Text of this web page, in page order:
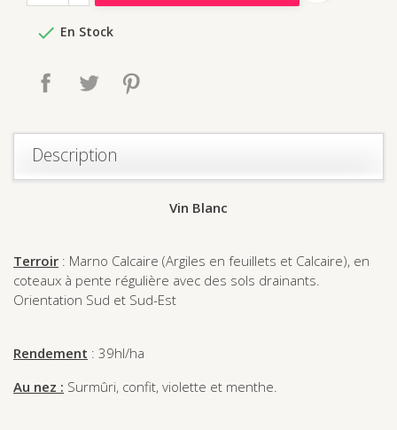
 En Stock
Partager Tweet
Description
Vin Blanc
Terroir : Marno Calcaire (Argiles en feuillets et Calcaire), en
coteaux à pente régulière avec des sols drainants.
Orientation Sud et Sud-Est
Rendement : 39hl/ha
Au nez : Surmûri, confit, violette et menthe.